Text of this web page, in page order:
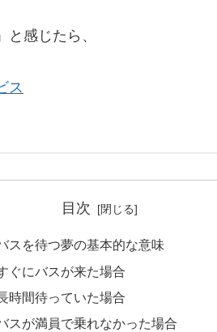
と感じたら、
ス
目次
スを待つ夢の基本的な意味
ぐにバスが来た場合
時間待っていた場合
スが満員で乗れなかった場合